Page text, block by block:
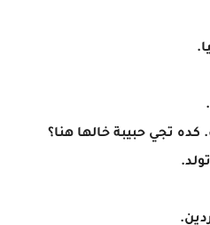
تجي حبيبة خالها هنا؟